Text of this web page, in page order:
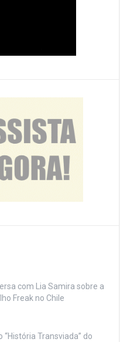
com Lia Samira sobre a
Freak no Chile
“História Transviada” do